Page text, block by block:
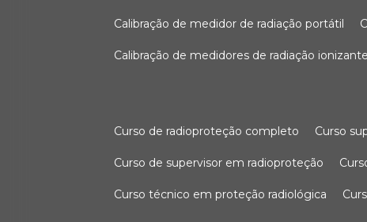
calibração de medidor de radiação portátil
calibração de medidores de radiação ionizante
curso de radioproteção completo curso
curso de supervisor em radioproteção
curso técnico em proteção radiológica